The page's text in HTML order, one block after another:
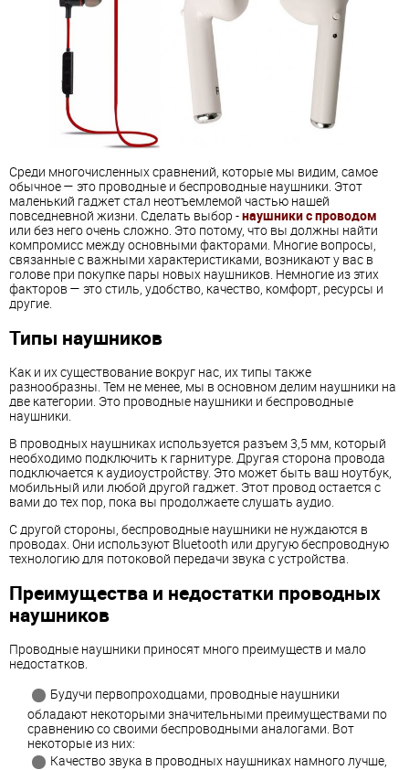
Среди многочисленных сравнений, которые мы видим, самое
обычное — это проводные и беспроводные наушники. Этот
маленький гаджет стал неотъемлемой частью нашей
повседневной жизни. Сделать выбор -наушники с проводом
или без него очень сложно. Это потому, что вы должны найти
компромисс между основными факторами. Многие вопросы,
связанные с важными характеристиками, возникают у вас в
голове при покупке пары новых наушников. Немногие из этих
факторов — это стиль, удобство, качество, комфорт, ресурсы и
другие.
Типы наушников
Как и их существование вокруг нас, их типы также
разнообразны. Тем не менее, мы в основном делим наушники на
две категории. Это проводные наушники и беспроводные
наушники.
В проводных наушниках используется разъем 3,5 мм, который
необходимо подключить к гарнитуре. Другая сторона провода
подключается к аудиоустройству. Это может быть ваш ноутбук,
мобильный или любой другой гаджет. Этот провод остается с
вами до тех пор, пока вы продолжаете слушать аудио.
С другой стороны, беспроводные наушники не нуждаются в
проводах. Они используют Bluetooth или другую беспроводную
технологию для потоковой передачи звука с устройства.
Преимущества и недостатки проводных
наушников
Проводные наушники приносят много преимуществ и мало
недостатков.
Будучи первопроходцами, проводные наушники
обладают некоторыми значительными преимуществами по
сравнению со своими беспроводными аналогами. Вот
некоторые из них:
Качество звука в проводных наушниках намного лучше,